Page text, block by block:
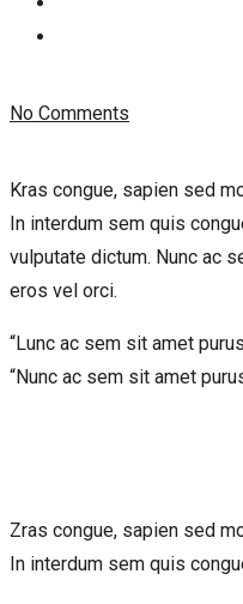
No Comments
Kras congue, sapien sed
In interdum sem quis
vulputate dictum. Nunc ac
eros vel orci.
“Lunc ac sem sit amet
“Nunc ac sem sit amet
Zras congue, sapien sed
In interdum sem quis